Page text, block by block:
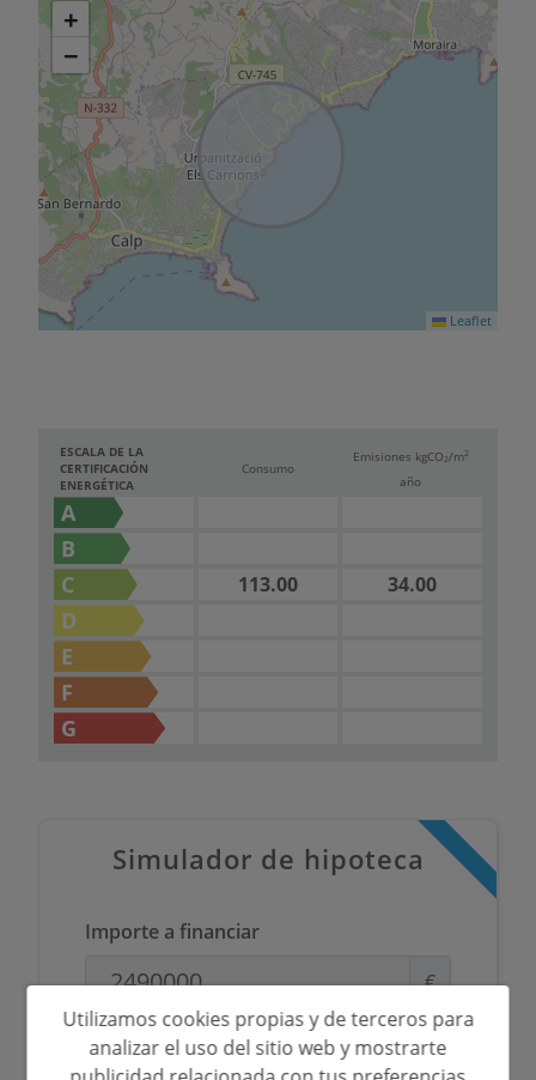
+
−
Leaflet
ESCALA DE LA
CERTIFICACIÓN
ENERGÉTICA
Consumo
Emisiones kgCO2/m2
año
A
B
C
113.00 34.00
D
E
F
G
Simulador de hipoteca
Importe a financiar
€
Plazo de Amortización
Utilizamos cookies propias y de terceros para
analizar el uso del sitio web y mostrarte